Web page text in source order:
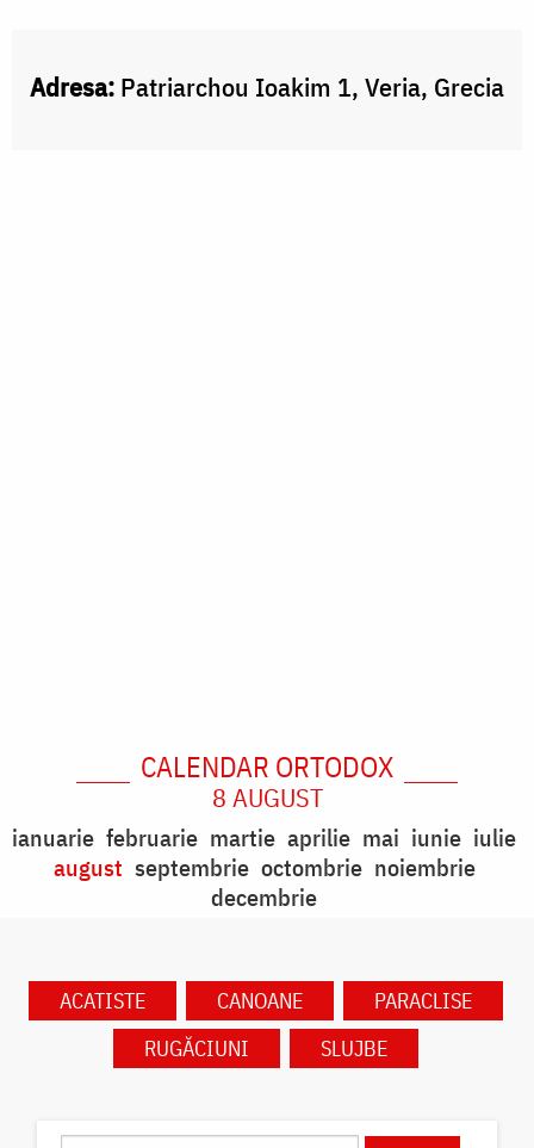
Adresa: Patriarchou Ioakim 1, Veria, Grecia
CALENDAR ORTODOX
8 AUGUST
ianuarie februarie martie aprilie mai iunie iulie
august septembrie octombrie noiembrie
decembrie
ACATISTE CANOANE
PARACLISE
RUGĂCIUNI
SLUJBE